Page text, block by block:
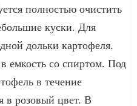
полностью очистить
куски. Для
дольки картофеля.
емкость со спиртом. Под
в течение
в розовый цвет. В